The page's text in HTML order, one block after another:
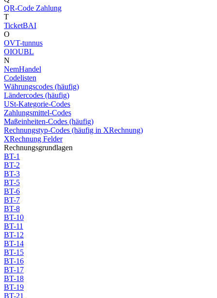
QR-Code Zahlung
T
TicketBAI
O
OVT-tunnus
OIOUBL
N
NemHandel
Codelisten
Währungscodes (häufig)
Ländercodes (häufig)
USt-Kategorie-Codes
Zahlungsmittel-Codes
Maßeinheiten-Codes (häufig)
Rechnungstyp-Codes (häufig in XRechnung)
XRechnung Felder
Rechnungsgrundlagen
BT-1
BT-2
BT-3
BT-5
BT-6
BT-7
BT-8
BT-10
BT-11
BT-12
BT-14
BT-15
BT-16
BT-17
BT-18
BT-19
BT-21